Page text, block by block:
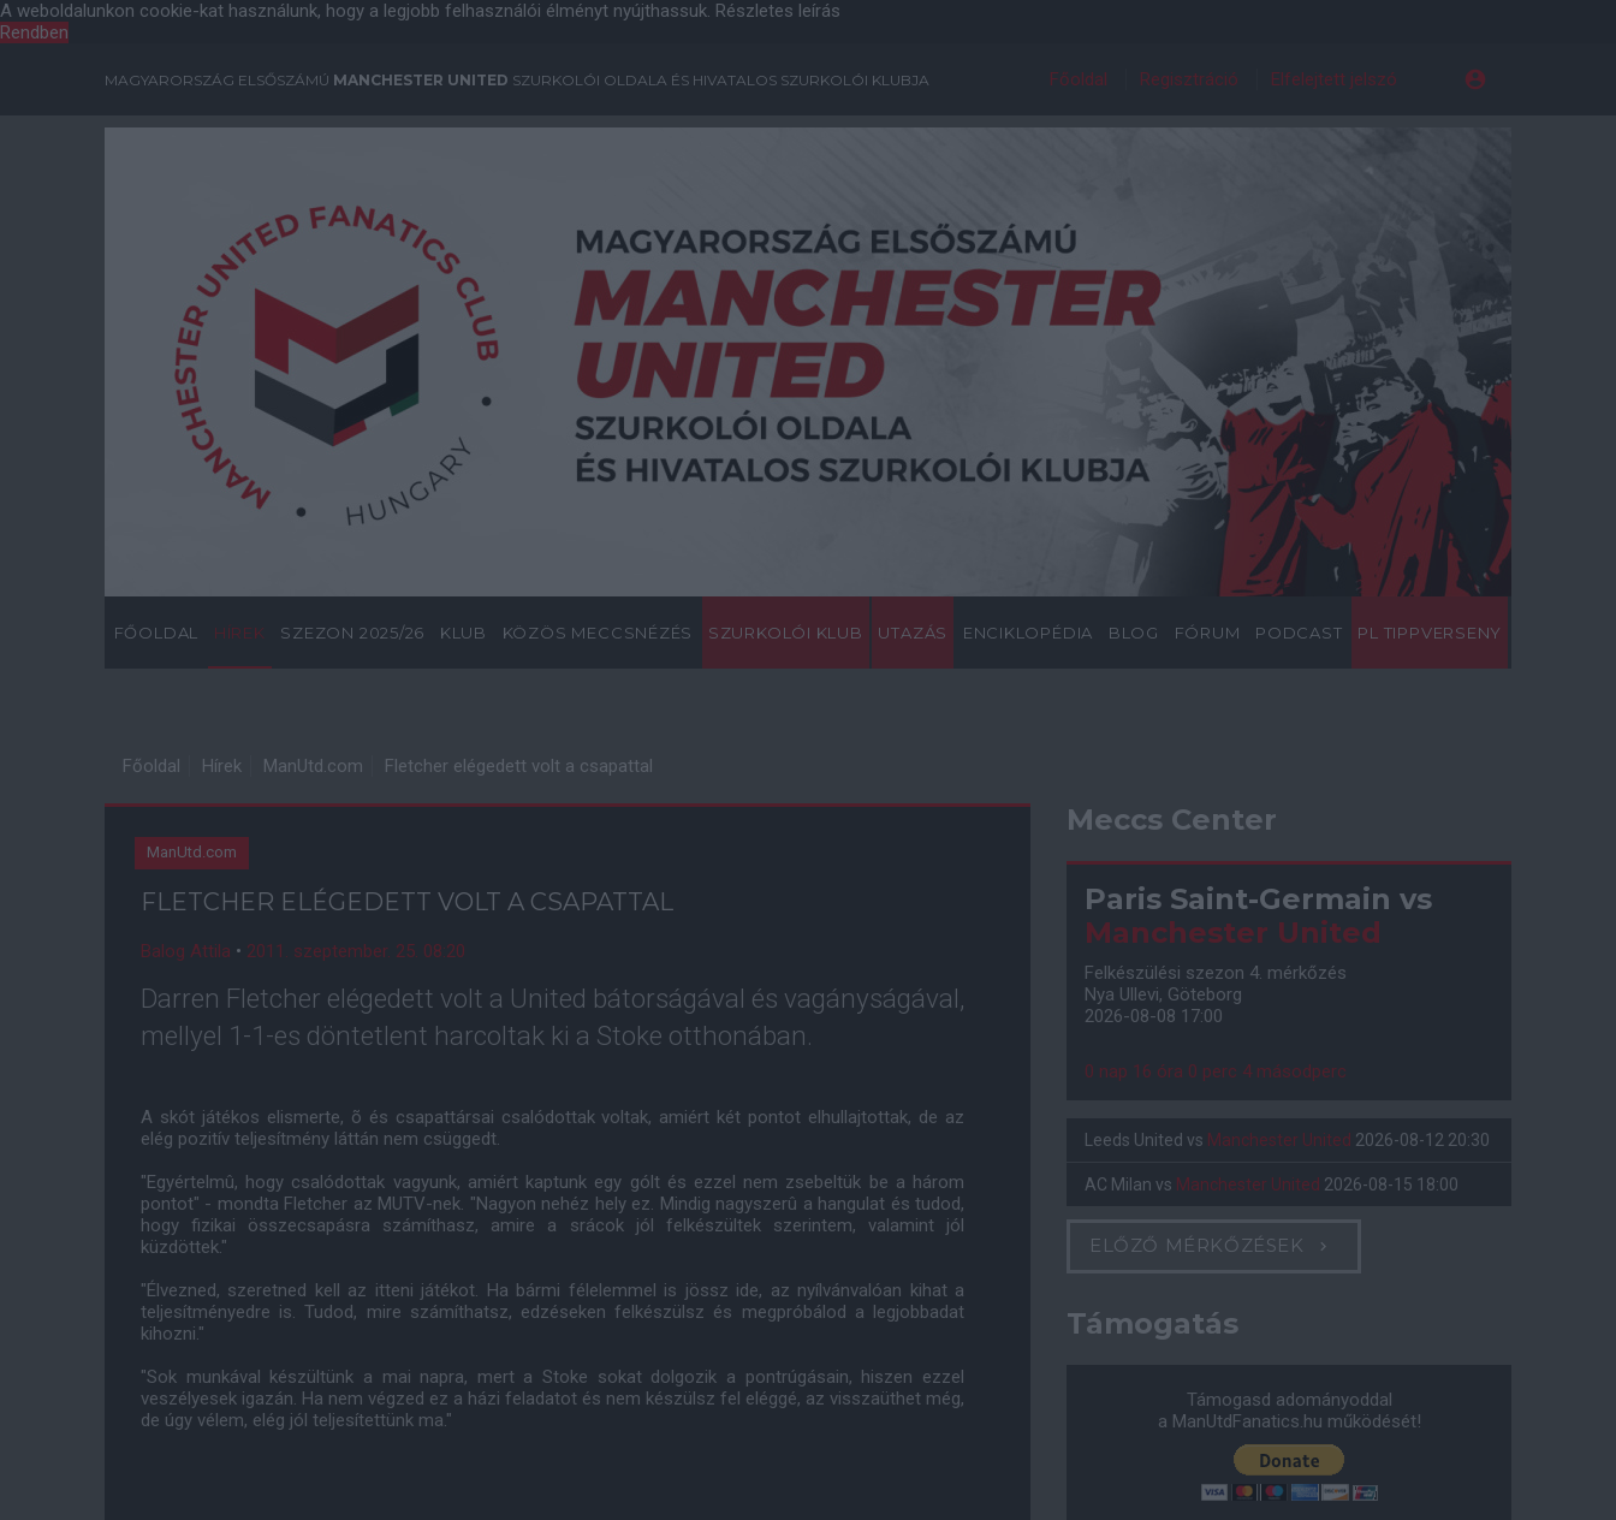
A weboldalunkon cookie-kat használunk, hogy a legjobb felhasználói élményt nyújthassuk. Részletes leírás
Rendben
MAGYARORSZÁG ELSŐSZÁMÚ MANCHESTER UNITED SZURKOLÓI OLDALA ÉS HIVATALOS SZURKOLÓI KLUBJA Főoldal Regisztráció Elfelejtett jelszó
FŐOLDAL HÍREK SZEZON 2025/26 KLUB KÖZÖS MECCSNÉZÉS SZURKOLÓI KLUB UTAZÁS ENCIKLOPÉDIA BLOG FÓRUM PODCAST PL TIPPVERSENY
Főoldal Hírek ManUtd.com Fletcher elégedett volt a csapattal
ManUtd.com
FLETCHER ELÉGEDETT VOLT A CSAPATTAL
Balog Attila • 2011. szeptember. 25. 08:20
Darren Fletcher elégedett volt a United bátorságával és vagányságával,
mellyel 1-1-es döntetlent harcoltak ki a Stoke otthonában.
A skót játékos elismerte, õ és csapattársai csalódottak voltak, amiért két pontot elhullajtottak, de az
elég pozitív teljesítmény láttán nem csüggedt.
"Egyértelmû, hogy csalódottak vagyunk, amiért kaptunk egy gólt és ezzel nem zsebeltük be a három
pontot" - mondta Fletcher az MUTV-nek. "Nagyon nehéz hely ez. Mindig nagyszerû a hangulat és tudod,
hogy fizikai összecsapásra számíthasz, amire a srácok jól felkészültek szerintem, valamint jól
küzdöttek."
"Élvezned, szeretned kell az itteni játékot. Ha bármi félelemmel is jössz ide, az nyílvánvalóan kihat a
teljesítményedre is. Tudod, mire számíthatsz, edzéseken felkészülsz és megpróbálod a legjobbadat
kihozni."
"Sok munkával készültünk a mai napra, mert a Stoke sokat dolgozik a pontrúgásain, hiszen ezzel
veszélyesek igazán. Ha nem végzed ez a házi feladatot és nem készülsz fel eléggé, az visszaüthet még,
de úgy vélem, elég jól teljesítettünk ma."
Meccs Center
Paris Saint-Germain vs
Manchester United
Felkészülési szezon 4. mérkőzés
Nya Ullevi, Göteborg
2026-08-08 17:00
0 nap 16 óra 0 perc 3 másodperc
Leeds United vs Manchester United 2026-08-12 20:30
AC Milan vs Manchester United 2026-08-15 18:00
ELŐZŐ MÉRKŐZÉSEK
Támogatás
Támogasd adományoddal
a ManUtdFanatics.hu működését!